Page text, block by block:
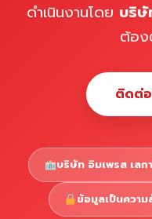
ดำเนินงานโดย บริษั
ต้อง
ติดต่อ
บริษัท อิมเพรส เลก
ข้อมูลเป็นความ